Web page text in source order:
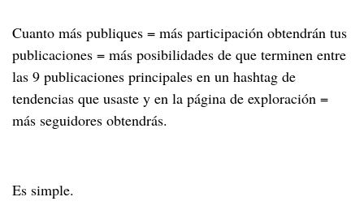
Cuanto más publiques = más participación obtendrán tus
publicaciones = más posibilidades de que terminen entre
las 9 publicaciones principales en un hashtag de
tendencias que usaste y en la página de exploración =
más seguidores obtendrás.
Es simple.